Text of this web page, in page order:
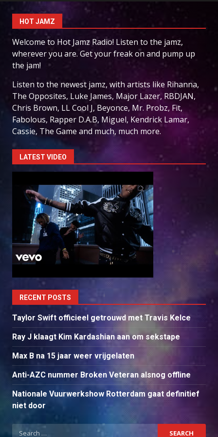
HOT JAMZ
Welcome to Hot Jamz Radio! Listen to the jamz,
wherever you are. Get your freak on and pump up
the jam!
Listen to the newest jamz, with artists like Rihanna,
The Opposites, Luke James, Major Lazer, RBDJAN,
Chris Brown, LL Cool J, Beyonce, Mr. Probz, Fit,
Fabolous, Rapper D.A.B, Miguel, Kendrick Lamar,
Cassie, The Game and much, much more.
LATEST VIDEO
RECENT POSTS
Taylor Swift officieel getrouwd met Travis Kelce
Ray J klaagt Kim Kardashian aan om sekstape
Max B na 15 jaar weer vrijgelaten
Anti-AZC nummer Broken Veteran alsnog offline
Nationale Vuurwerkshow Rotterdam gaat definitief
niet door
Search